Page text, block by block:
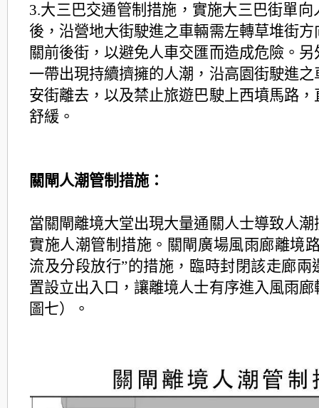
3.大三巴交通管制措施，實施大三巴街單向
後，沿營地大街駛進之車輛需左轉草堆街方
關前後街，以避免人車交匯而造成危險。
一帶出現持續擠擁的人潮，沿高園街駛進之
安街離去，以及禁止旅遊巴駛上西墳馬路，
舒緩。
關閘人潮管制措施：
當關閘離境大堂出現大量通關人士導致人潮
實施人潮管制措施。關閘廣場風雨廊離境
流及分段放行”的措施，臨時封閉該走廊兩
置設立出入口，讓離境人士有序進入風雨廊
圖七）。